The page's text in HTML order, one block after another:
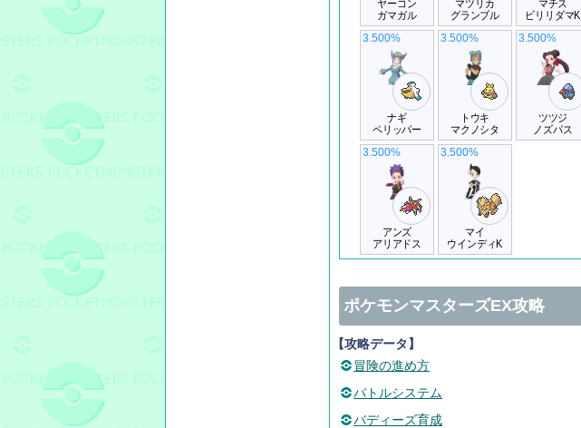
ヤーコン
ガマガル
マツリカ
グランブル
マチス
ビリリダマK
ナギ
ペリッパー
3.500%
トウキ
マクノシタ
3.500%
ツツジ
ノズパス
3.500%
アンズ
アリアドス
3.500%
マイ
ウインディK
3.500%
ポケモンマスターズEX攻略
【攻略データ】
冒険の進め方
バトルシステム
バディーズ育成